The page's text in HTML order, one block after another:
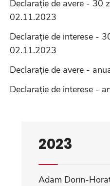
Declarație de avere - 30
02.11.2023
Declarație de interese -
02.11.2023
Declarație de avere -
Declarație de interese -
2023
Adam Dorin-